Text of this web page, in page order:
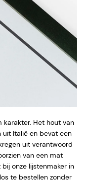
karakter. Het hout van
uit Italië en bevat een
uit verantwoord
van een mat
onze lijstenmaker in
te bestellen zonder